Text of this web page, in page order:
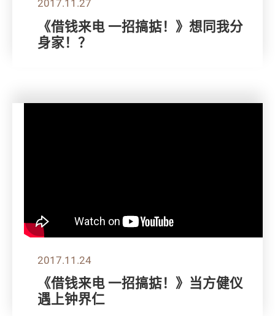
《借钱来电 一招搞掂！》想同我分
身家！？
2017.11.24
《借钱来电 一招搞掂！》当方健仪
遇上钟界仁